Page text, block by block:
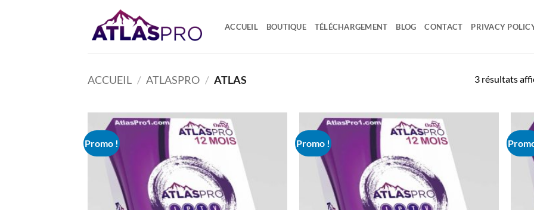
ACCUEIL BOUTIQUE TÉLÉCHARGEMENT BLOG CONTACT PRIVACY
ACCUEIL / ATLASPRO / ATLAS 3 résultats
Promo ! Promo !